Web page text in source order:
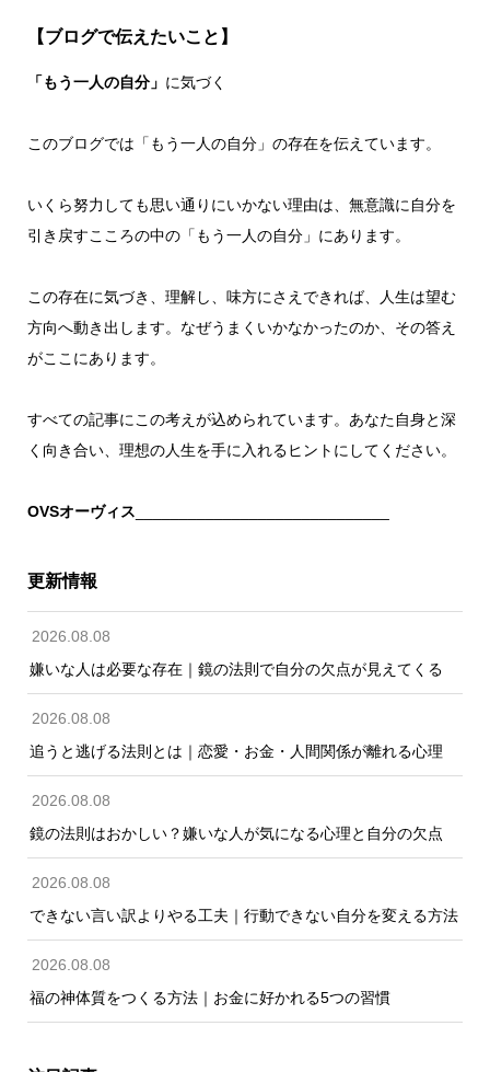
【ブログで伝えたいこと】
「もう一人の自分」 に気づく
このブログでは「もう一人の自分」の存在を伝えています。
いくら努力しても思い通りにいかない理由は、無意識に自分を
引き戻すこころの中の「もう一人の自分」にあります。
この存在に気づき、理解し、味方にさえできれば、人生は望む
方向へ動き出します。なぜうまくいかなかったのか、その答え
がここにあります。
すべての記事にこの考えが込められています。あなた自身と深
く向き合い、理想の人生を手に入れるヒントにしてください。
OVSオーヴィス
更新情報
2026.08.08
嫌いな人は必要な存在｜鏡の法則で自分の欠点が見えてくる
2026.08.08
追うと逃げる法則とは｜恋愛・お金・人間関係が離れる心理
2026.08.08
鏡の法則はおかしい？嫌いな人が気になる心理と自分の欠点
2026.08.08
できない言い訳よりやる工夫｜行動できない自分を変える方法
2026.08.08
福の神体質をつくる方法｜お金に好かれる5つの習慣